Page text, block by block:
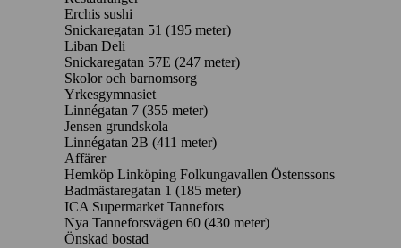
Erchis sushi
Snickaregatan 51 (195 meter)
Liban Deli
Snickaregatan 57E (247 meter)
Skolor och barnomsorg
Yrkesgymnasiet
Linnégatan 7 (355 meter)
Jensen grundskola
Linnégatan 2B (411 meter)
Affärer
Hemköp Linköping Folkungavallen Östenssons
Badmästaregatan 1 (185 meter)
ICA Supermarket Tannefors
Nya Tanneforsvägen 60 (430 meter)
Önskad bostad